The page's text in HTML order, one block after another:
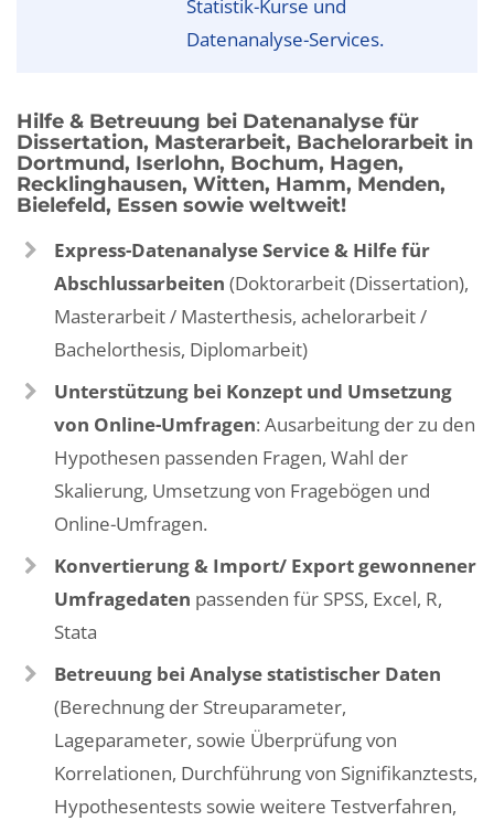
Statistik-Kurse und
Datenanalyse-Services.
Hilfe & Betreuung bei Datenanalyse für
Dissertation, Masterarbeit, Bachelorarbeit in
Dortmund, Iserlohn, Bochum, Hagen,
Recklinghausen, Witten, Hamm, Menden,
Bielefeld, Essen sowie weltweit!
Express-Datenanalyse Service & Hilfe für
Abschlussarbeiten (Doktorarbeit (Dissertation),
Masterarbeit / Masterthesis, achelorarbeit /
Bachelorthesis, Diplomarbeit)
Unterstützung bei Konzept und Umsetzung
von Online-Umfragen: Ausarbeitung der zu den
Hypothesen passenden Fragen, Wahl der
Skalierung, Umsetzung von Fragebögen und
Online-Umfragen.
Konvertierung & Import/ Export gewonnener
Umfragedaten passenden für SPSS, Excel, R,
Stata
Betreuung bei Analyse statistischer Daten
(Berechnung der Streuparameter,
Lageparameter, sowie Überprüfung von
Korrelationen, Durchführung von Signifikanztests,
Hypothesentests sowie weitere Testverfahren,